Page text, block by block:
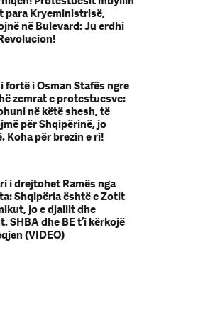
para Kryeministrisë,
në Bulevard: Ju erdhi
fortë i Osman Stafës ngre
zemrat e protestuesve:
në këtë shesh, të
për Shqipërinë, jo
Koha për brezin e ri!
i drejtohet Ramës nga
Shqipëria është e Zotit
jo e djallit dhe
SHBA dhe BE t’i kërkojë
(VIDEO)